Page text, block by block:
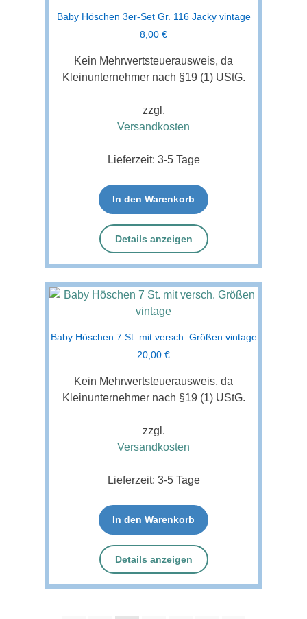
Baby Höschen 3er-Set Gr. 116 Jacky vintage
8,00 €
Kein Mehrwertsteuerausweis, da
Kleinunternehmer nach §19 (1) UStG.
zzgl.
Versandkosten
Lieferzeit: 3-5 Tage
In den Warenkorb
Details anzeigen
Baby Höschen 7 St. mit versch. Größen vintage
20,00 €
Kein Mehrwertsteuerausweis, da
Kleinunternehmer nach §19 (1) UStG.
zzgl.
Versandkosten
Lieferzeit: 3-5 Tage
In den Warenkorb
Details anzeigen